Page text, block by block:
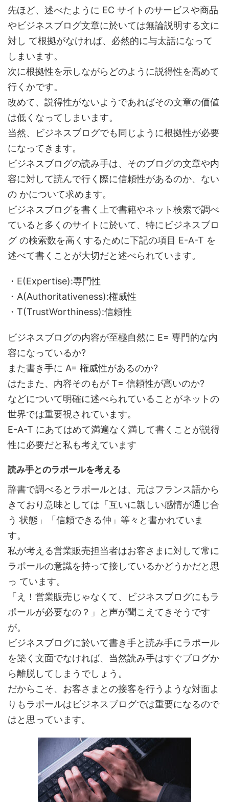
先ほど、述べたように EC サイトのサービスや商品
やビジネスブログ文章に於いては無論説明する文に
対し て根拠がなければ、必然的に与太話になって
しまいます。
次に根拠性を示しながらどのように説得性を高めて
行くかです。
改めて、説得性がないようであればその文章の価値
は低くなってしまいます。
当然、ビジネスブログでも同じように根拠性が必要
になってきます。
ビジネスブログの読み手は、そのブログの文章や内
容に対して読んで行く際に信頼性があるのか、ない
の かについて求めます。
ビジネスブログを書く上で書籍やネット検索で調べ
ていると多くのサイトに於いて、特にビジネスブロ
グ の検索数を高くするために下記の項目 E-A-T を
述べて書くことが大切だと述べられています。
・E(Expertise):専門性
・A(Authoritativeness):権威性
・T(TrustWorthiness):信頼性
ビジネスブログの内容が至極自然に E= 専門的な内
容になっているか?
また書き手に A= 権威性があるのか?
はたまた、内容そのもが T= 信頼性が高いのか?
などについて明確に述べられていることがネットの
世界では重要視されています。
E-A-T にあてはめて満遍なく満して書くことが説得
性に必要だと私も考えています
読み手とのラポールを考える
辞書で調べるとラポールとは、元はフランス語から
きており意味としては「互いに親しい感情が通じ合
う 状態」「信頼できる仲」等々と書かれていま
す。
私が考える営業販売担当者はお客さまに対して常に
ラポールの意識を持って接しているかどうかだと思
っ ています。
「え！営業販売じゃなくて、ビジネスブログにもラ
ポールが必要なの？」と声が聞こえてきそうです
が。
ビジネスブログに於いて書き手と読み手にラポール
を築く文面でなければ、当然読み手はすぐブログか
ら離脱してしまうでしょう。
だからこそ、お客さまとの接客を行うような対面よ
りもラポールはビジネスブログでは重要になるので
はと思っています。